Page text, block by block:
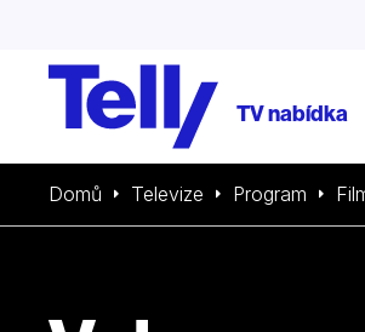
TV nabídka
Domů Televize Program